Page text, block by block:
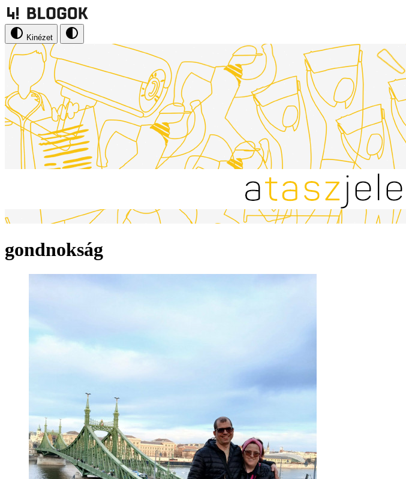
Kinézet
gondnokság